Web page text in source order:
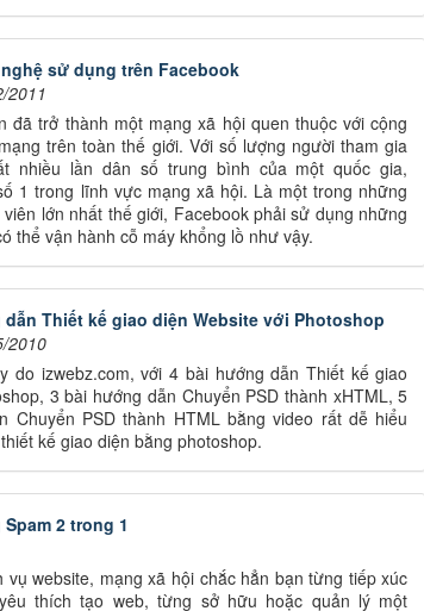
sử dụng trên Facebook
2011
đã trở thành một mạng xã hội quen thuộc với cộng
trên toàn thế giới. Với số lượng người tham gia
nhiều lần dân số trung bình của một quốc gia,
1 trong lĩnh vực mạng xã hội. Là một trong những
lớn nhất thế giới, Facebook phải sử dụng những
thể vận hành cỗ máy khổng lồ như vậy.
Thiết kế giao diện Website với Photoshop
2010
do izwebz.com, với 4 bài hướng dẫn Thiết kế giao
3 bài hướng dẫn Chuyển PSD thành xHTML, 5
Chuyển PSD thành HTML bằng video rất dễ hiểu
kế giao diện bằng photoshop.
2 trong 1
website, mạng xã hội chắc hẳn bạn từng tiếp xúc
thích tạo web, từng sở hữu hoặc quản lý một